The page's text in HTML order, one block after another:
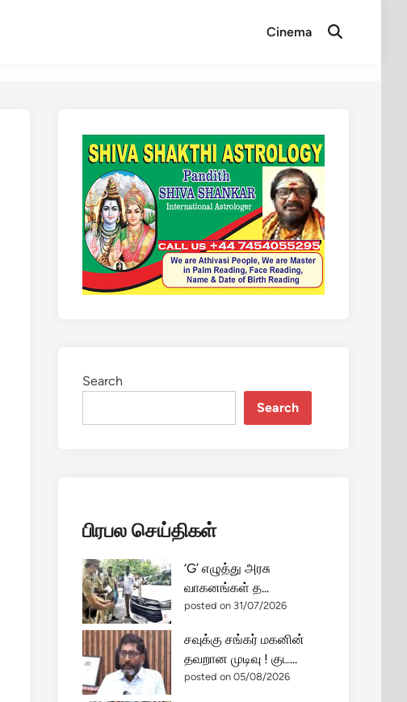
Cinema
Open
Search
Search
பிரபல செய்திகள்
‘G’ எழுத்து அரசு
வாகனங்கள் த...
posted on 31/07/2026
சவுக்கு சங்கர் மகனின்
தவறான முடிவு ! குட...
posted on 05/08/2026